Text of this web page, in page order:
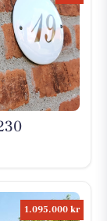
1.095.000 kr